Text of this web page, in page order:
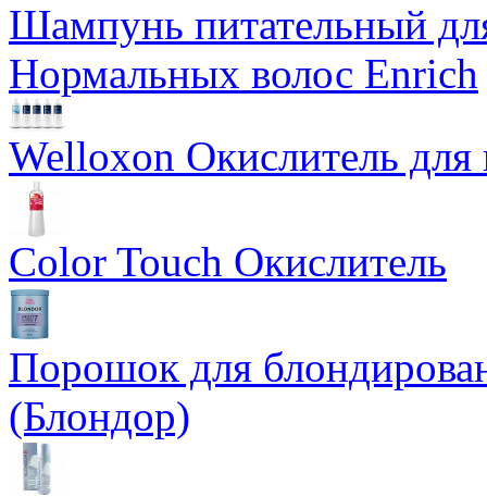
Шампунь питательный
Нормальных волос Enrich
Welloxon Окислитель для
Color Touch Окислитель
Порошок для
(Блондор)